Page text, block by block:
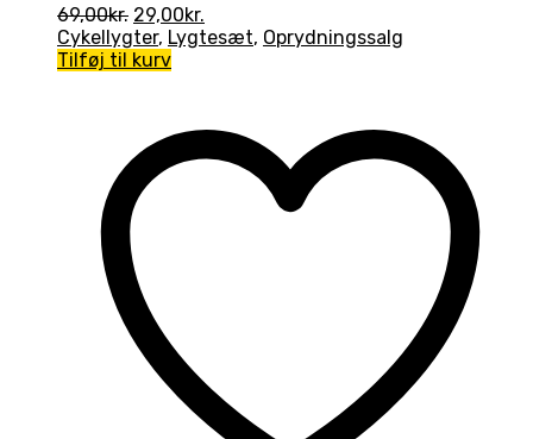
69,00kr. Den
oprindelige
pris
29,00kr.
aktuelle
Cykellygter, Lygtesæt, Oprydningssalg
Tilføj til kurv